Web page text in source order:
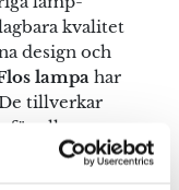
kvalitet
design och
lampa har
tillverkar
alla
design. I